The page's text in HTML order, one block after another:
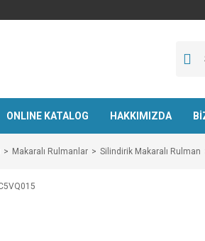
ONLINE KATALOG HAKKIMIZDA
Makaralı Rulmanlar Silindirik Makaralı Rulman